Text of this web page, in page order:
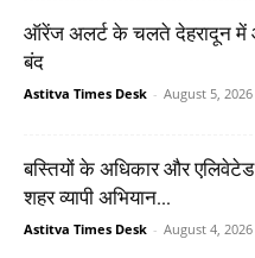
ऑरेंज अलर्ट के चलते देहरादून
बंद
Astitva Times Desk - August 5, 2026
बस्तियों के अधिकार और
शहर व्यापी अभियान...
Astitva Times Desk - August 4, 2026